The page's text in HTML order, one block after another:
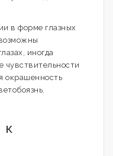
в форме глазных
иногда
чувствительности
окрашенность
к